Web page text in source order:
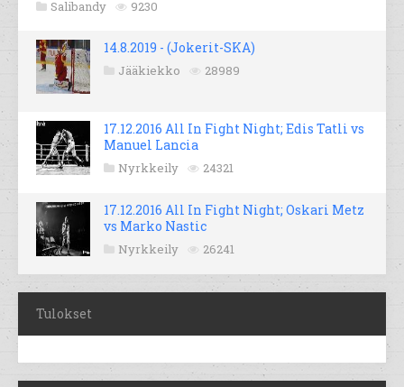
Salibandy 9230
14.8.2019 - (Jokerit-SKA)
Jääkiekko 28989
17.12.2016 All In Fight Night; Edis Tatli vs
Manuel Lancia
Nyrkkeily 24321
17.12.2016 All In Fight Night; Oskari Metz
vs Marko Nastic
Nyrkkeily 26241
Tulokset